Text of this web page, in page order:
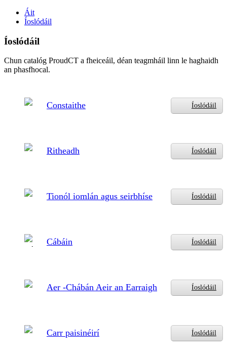
Áit
Íoslódáil
Íoslódáil
Chun catalóg ProudCT a fheiceáil, déan teagmháil linn le haghaidh
an phasfhocal.
Constaithe Íoslódáil
Ritheadh Íoslódáil
Tionól iomlán agus seirbhíse Íoslódáil
Cábáin Íoslódáil
Aer -Chábán Aeir an Earraigh Íoslódáil
Carr paisinéirí Íoslódáil